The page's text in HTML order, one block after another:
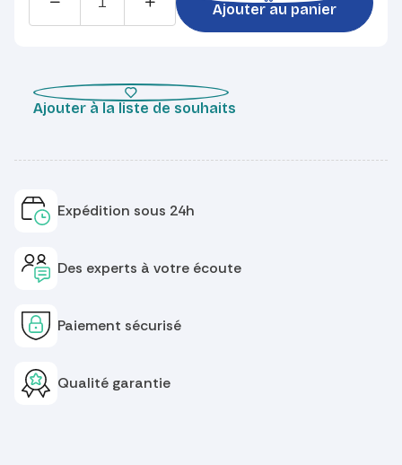
Ajouter au panier
Ajouter à la liste de souhaits
Expédition sous 24h
Des experts à votre écoute
Paiement sécurisé
Qualité garantie